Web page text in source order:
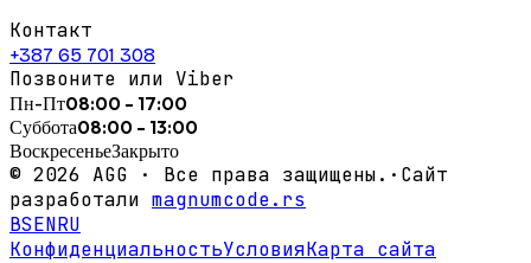
Контакт
+387 65 701 308
Позвоните или Viber
Пн-Пт08:00 - 17:00
Суббота08:00 - 13:00
ВоскресеньеЗакрыто
© 2026 AGG · Все права защищены. · Сайт
разработали magnumcode.rs
BSENRU
КонфиденциальностьУсловияКарта сайта